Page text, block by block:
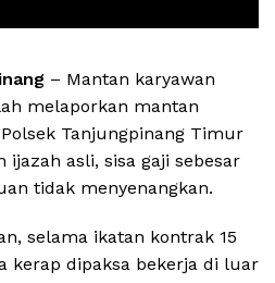
– Mantan karyawan
melaporkan mantan
Tanjungpinang Timur
ijazah asli, sisa gaji sebesar
tidak menyenangkan.
selama ikatan kontrak 15
kerap dipaksa bekerja di luar